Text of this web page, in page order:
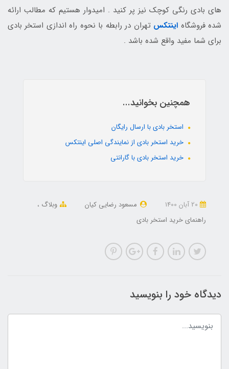
های بادی رنگی کوچک نیز پر کنید . امیدوار هستیم که مطالب ارائه
شده فروشگاه اینتکس تهران در رابطه با نحوه راه اندازی استخر بادی
برای شما مفید واقع شده باشد .
همچنین بخوانید...
استخر بادی با ارسال رایگان
خرید استخر بادی از نمایندگی اصلی اینتکس
خرید استخر بادی با گارانتی
مسعود رضایی کیان
وبلاگ
راهنمای خرید استخر بادی
دیدگاه خود را بنویسید